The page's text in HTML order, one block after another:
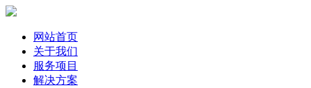
网站首页
关于我们
服务项目
解决方案